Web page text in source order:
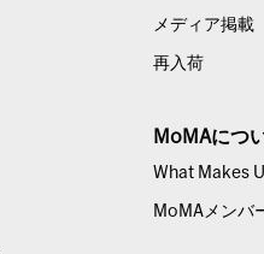
メディア掲載
再入荷
MoMAにつ
What Makes
MoMAメンバ